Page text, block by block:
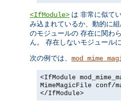
<IfModule> は 非常に似て
み込まれているか、動的に
のモジュールの 存在に関わ
ん。 存在しないモジュール
次の例では、
<IfModule
MimeMagicFile conf/
</IfModule>